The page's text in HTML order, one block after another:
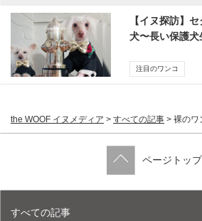
【イヌ探訪】
犬〜長い保護
注目のワンコ
the WOOF イヌメディア > すべての記事 > 裸のワ
ページトッ
すべての記事